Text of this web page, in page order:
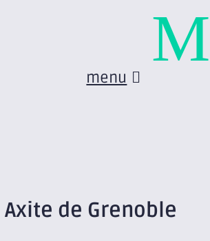
menu
Axite de Grenoble
M